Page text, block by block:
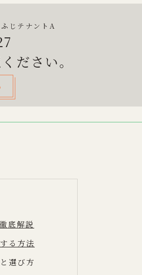
じテナントA
ださい。
底解説
る方法
選び方